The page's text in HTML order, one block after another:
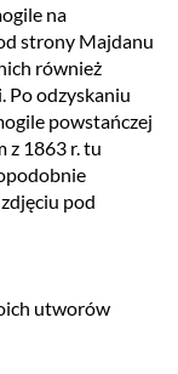
na
strony Majdanu
również
Po odzyskaniu
powstańczej
z 1863 r. tu
pod
utworów